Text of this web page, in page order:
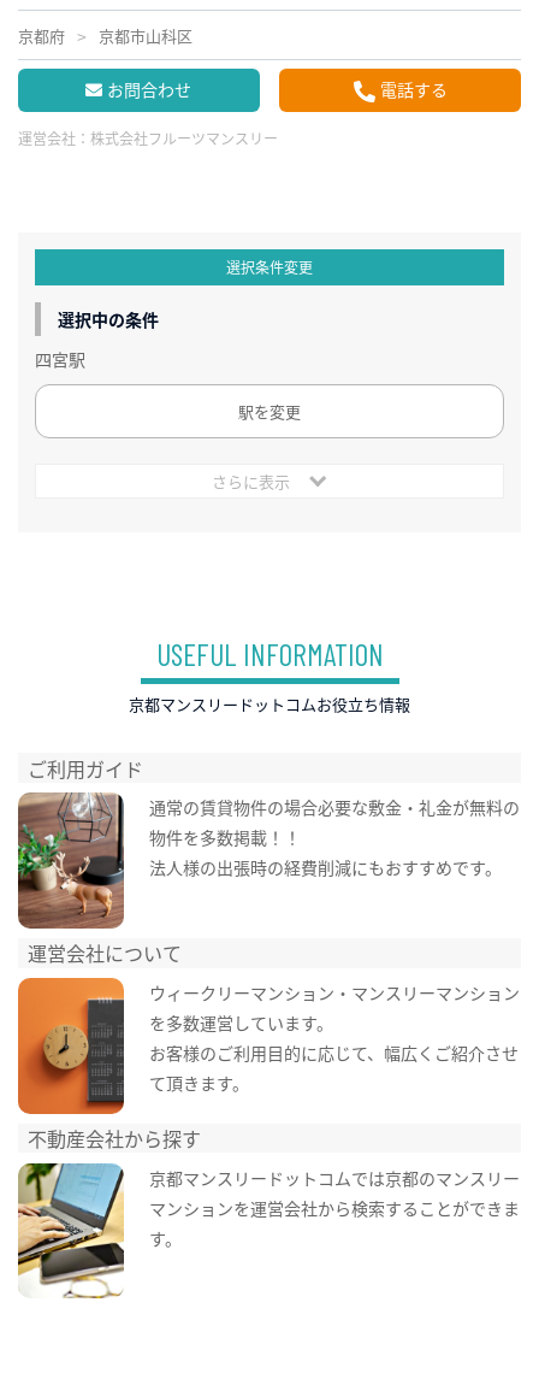
京都府 京都市山科区
お問合わせ 電話する
運営会社： 株式会社フルーツマンスリー
選択条件変更
選択中の条件
四宮駅
駅を変更
さらに表示
USEFUL INFORMATION
京都マンスリードットコムお役立ち情報
ご利用ガイド
通常の賃貸物件の場合必要な敷金・礼金が無料の
物件を多数掲載！！
法人様の出張時の経費削減にもおすすめです。
運営会社について
ウィークリーマンション・マンスリーマンション
を多数運営しています。
お客様のご利用目的に応じて、幅広くご紹介させ
て頂きます。
不動産会社から探す
京都マンスリードットコムでは京都のマンスリー
マンションを運営会社から検索することができま
す。